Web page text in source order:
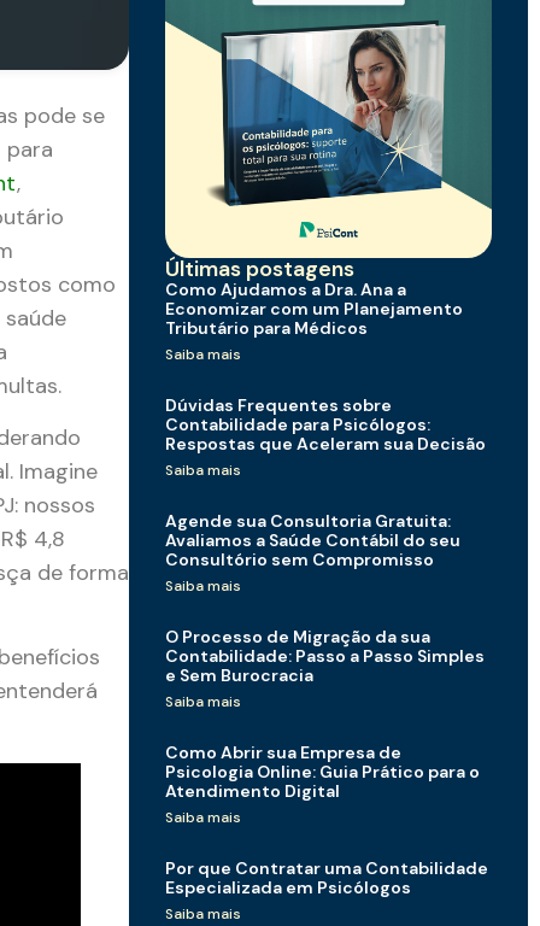
pode se
para
,
como
saúde
Imagine
nossos
4,8
de forma
Últimas postagens
Como Ajudamos a Dra. Ana a
Economizar com um Planejamento
Tributário para Médicos
Saiba mais
Dúvidas Frequentes sobre
Contabilidade para Psicólogos:
Respostas que Aceleram sua Decisão
Saiba mais
Agende sua Consultoria Gratuita:
Avaliamos a Saúde Contábil do seu
Consultório sem Compromisso
Saiba mais
O Processo de Migração da sua
Contabilidade: Passo a Passo Simples
e Sem Burocracia
Saiba mais
Como Abrir sua Empresa de
Psicologia Online: Guia Prático para o
Atendimento Digital
Saiba mais
Por que Contratar uma Contabilidade
Especializada em Psicólogos
Saiba mais